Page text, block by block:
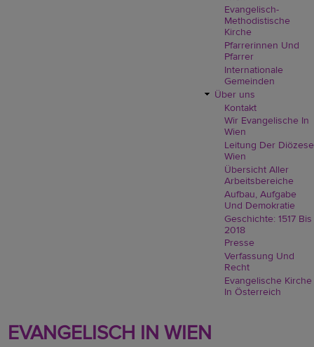
Evangelisch-
Methodistische
Kirche
Pfarrerinnen Und
Pfarrer
Internationale
Gemeinden
Über uns
Kontakt
Wir Evangelische In
Wien
Leitung Der Diözese
Wien
Übersicht Aller
Arbeitsbereiche
Aufbau, Aufgabe
Und Demokratie
Geschichte: 1517 Bis
2018
Presse
Verfassung Und
Recht
Evangelische Kirche
In Österreich
EVANGELISCH IN WIEN